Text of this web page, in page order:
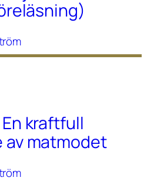
kraftfull
av matmodet